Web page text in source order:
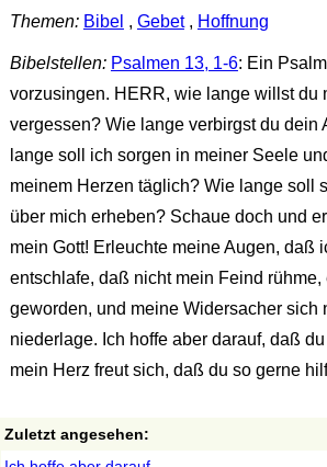
Themen: Bibel , Gebet, Hoffnung
Bibelstellen: Psalmen 13, 1-6: Ein
vorzusingen. HERR, wie lange willst du
vergessen? Wie lange verbirgst du dein
lange soll ich sorgen in meiner Seele
meinem Herzen täglich? Wie lange soll
über mich erheben? Schaue doch und
mein Gott! Erleuchte meine Augen, daß
entschlafe, daß nicht mein Feind rühme,
geworden, und meine Widersacher sich
niederlage. Ich hoffe aber darauf, daß
mein Herz freut sich, daß du so gerne
Zuletzt angesehen: